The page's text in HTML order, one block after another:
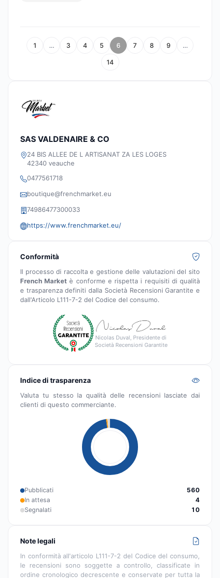
1 … 3 4 5 6 7 8 9 …
14
SAS VALDENAIRE & CO
24 BIS ALLEE DE L ARTISANAT ZA LES LOGES
42340 veauche
0477561718
boutique@frenchmarket.eu
74986477300033
https://www.frenchmarket.eu/
Conformità
Il processo di raccolta e gestione delle valutazioni del sito
French Market è conforme e rispetta i requisiti di qualità
e trasparenza definiti dalla Società Recensioni Garantite e
dall'Articolo L111-7-2 del Codice del consumo.
Nicolas Duval, Presidente di
Società Recensioni Garantite
Indice di trasparenza
Valuta tu stesso la qualità delle recensioni lasciate dai
clienti di questo commerciante.
Pubblicati
560
In attesa
4
Segnalati
10
Note legali
In conformità all'articolo L111-7-2 del Codice del consumo,
le recensioni sono soggette a controllo, classificate in
ordine cronologico decrescente e conservate per tutta la